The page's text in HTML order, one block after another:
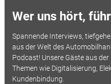
Wer uns hört,
Spannende Interviews,
aus der Welt des
Podcast! Unsere Gäste aus
Themen wie Digitalisierung,
Kundenbindung.